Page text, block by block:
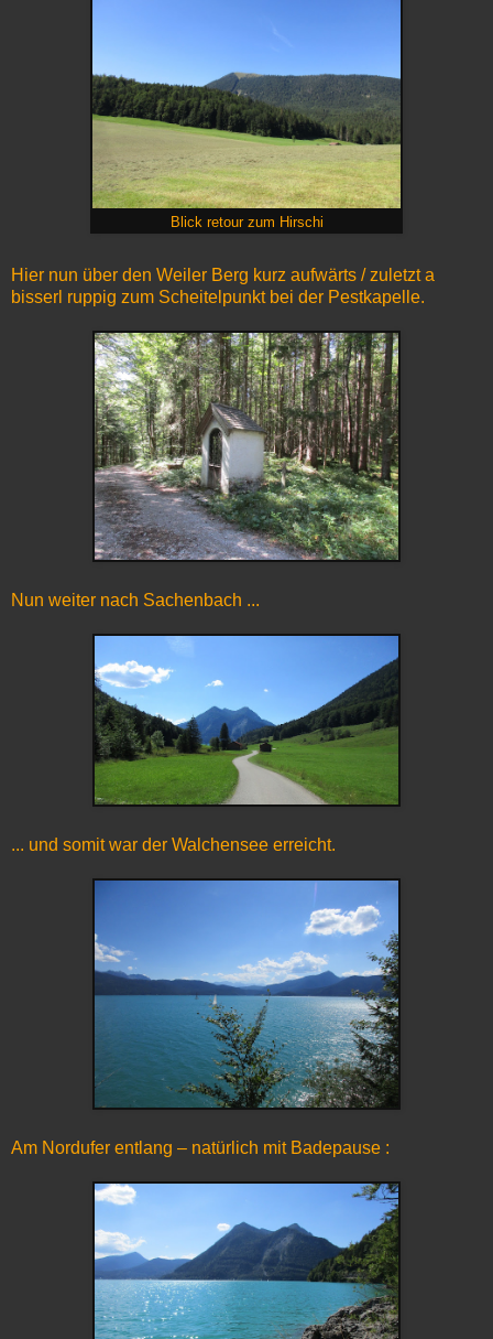
Blick retour zum Hirschi
Hier nun über den Weiler Berg kurz aufwärts / zuletzt a
bisserl ruppig zum Scheitelpunkt bei der Pestkapelle.
Nun weiter nach Sachenbach ...
... und somit war der Walchensee erreicht.
Am Nordufer entlang – natürlich mit Badepause :